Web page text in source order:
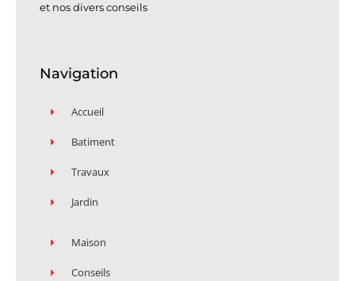
et nos divers conseils
Navigation
Accueil
Batiment
Travaux
Jardin
Maison
Conseils